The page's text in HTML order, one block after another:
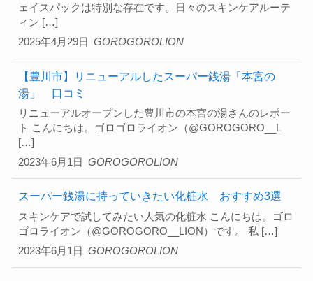
2025年4月29日
ェイスパックは特別な存在です。日々のスキンケアルーテ
ィン […]
GOROGOROLION
【豊川市】リニューアルしたスーパー銭湯「本宮の
湯」 口コミ
2023年6月1日
リニューアルオープンした豊川市の本宮の湯さんのレポー
ト こんにちは。ゴロゴロライオン（@GOROGORO__L
[…]
GOROGOROLION
スーパー銭湯に持っていきたい化粧水 おすすめ3選
2023年6月1日
スキンケアで試してみたい人気の化粧水 こんにちは。ゴロ
ゴロライオン（@GOROGORO__LION）です。 私 […]
GOROGOROLION